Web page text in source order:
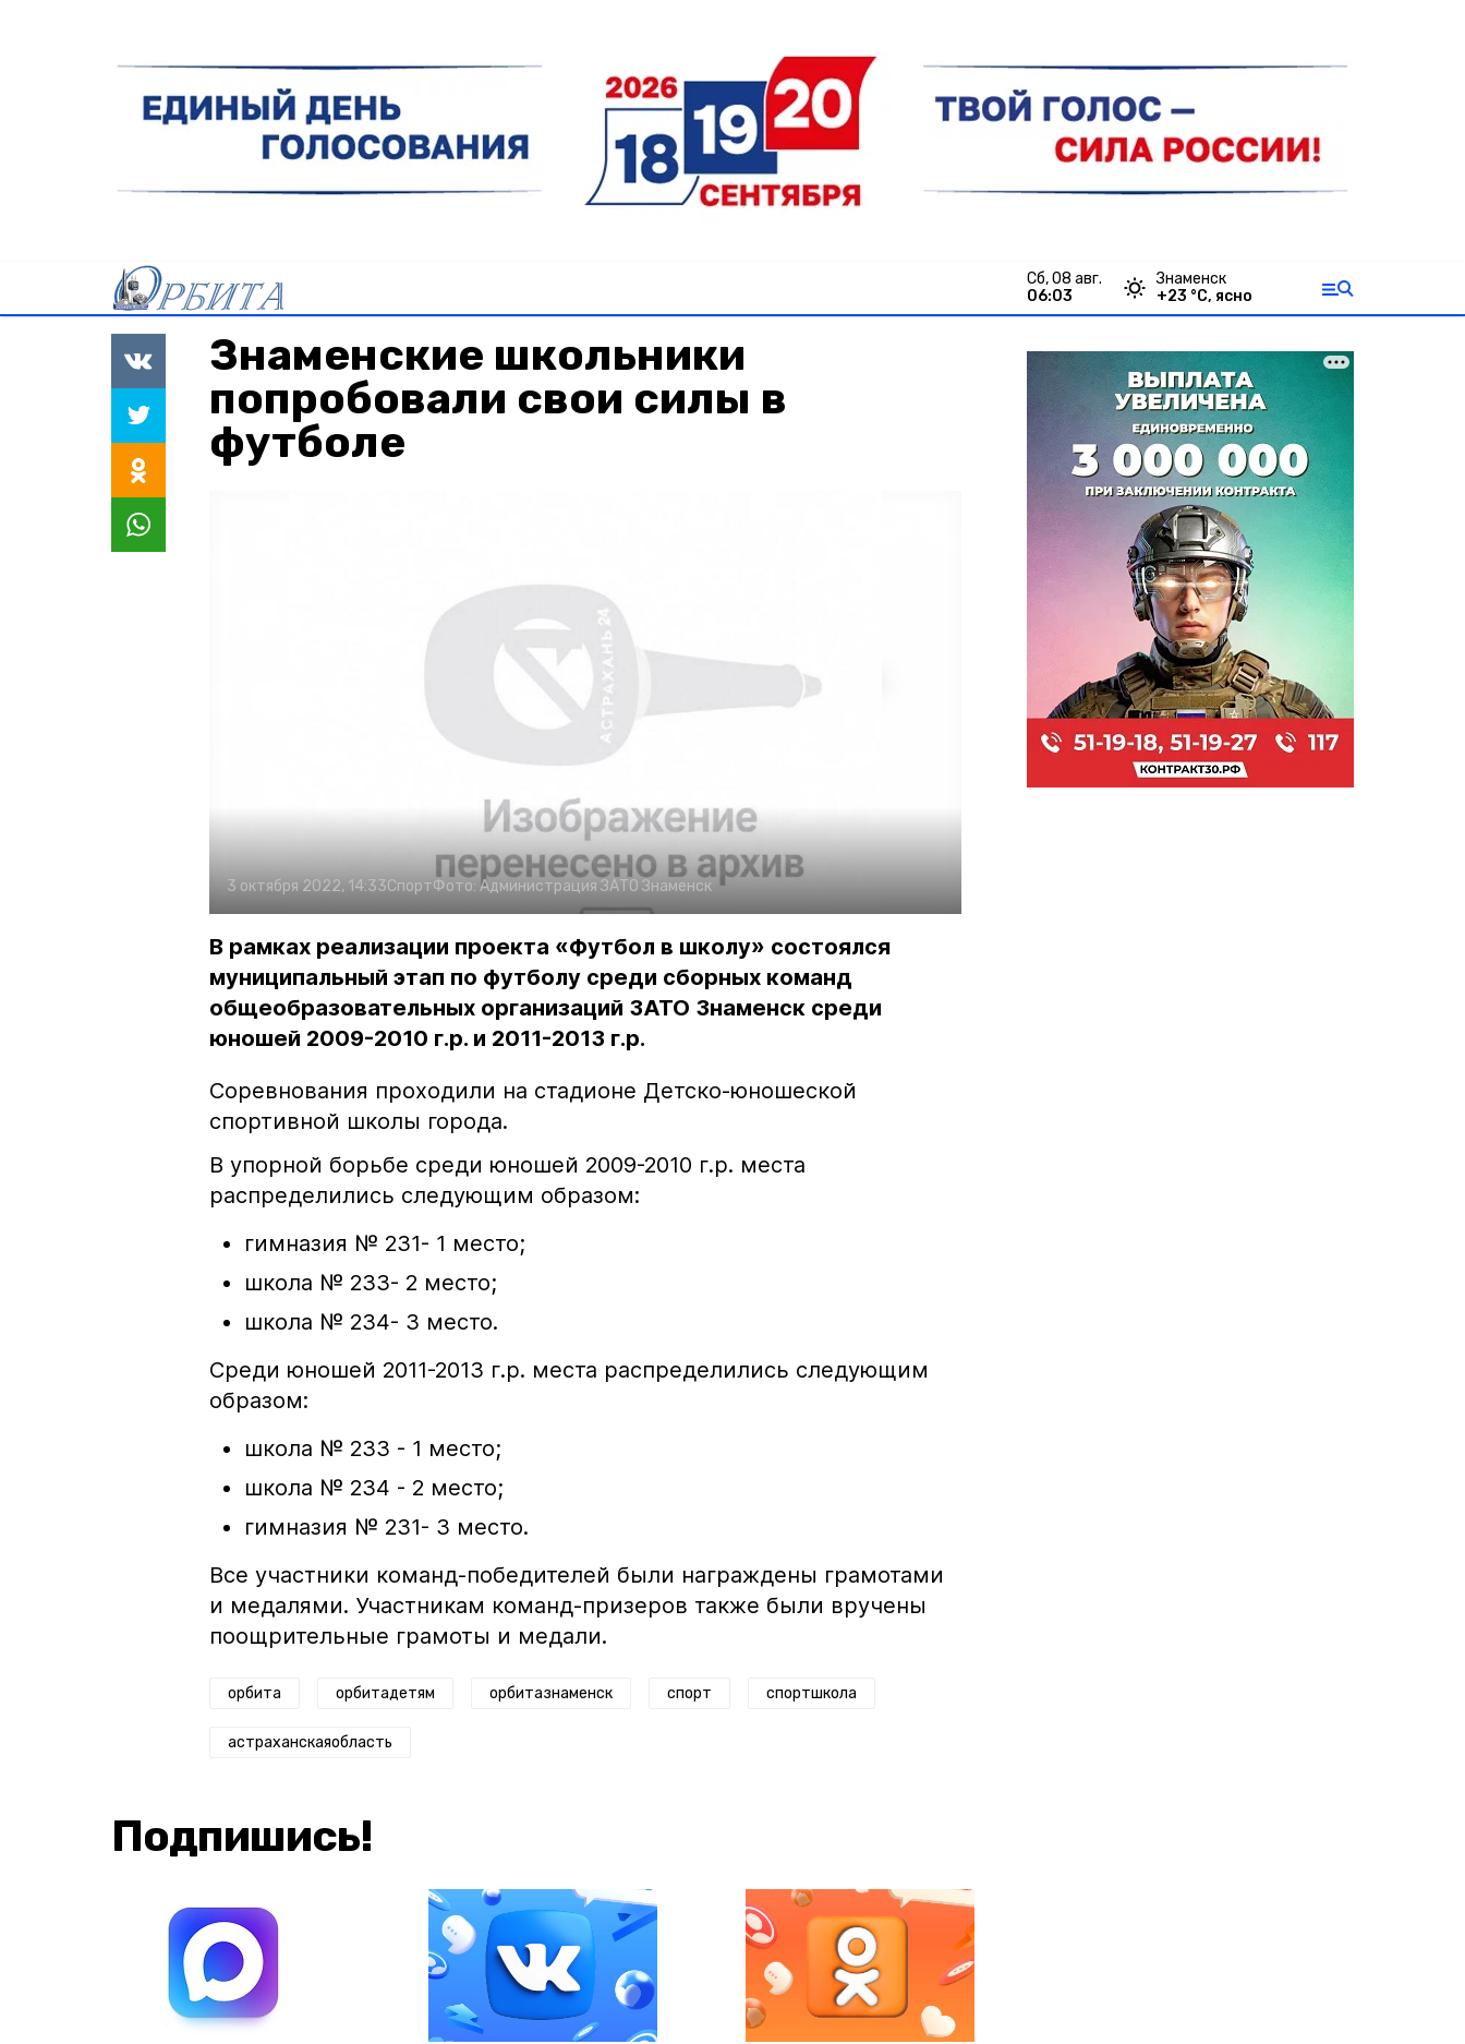
сб, 08 авг.
06:03
Знаменск
+23 °С, ясно
Знаменские школьники
попробовали свои силы в
футболе
3 октября 2022, 14:33СпортФото: Администрация ЗАТО Знаменск
В рамках реализации проекта «Футбол в школу» состоялся
муниципальный этап по футболу среди сборных команд
общеобразовательных организаций ЗАТО Знаменск среди
юношей 2009-2010 г.р. и 2011-2013 г.р.
Соревнования проходили на стадионе Детско-юношеской
спортивной школы города.
В упорной борьбе среди юношей 2009-2010 г.р. места
распределились следующим образом:
гимназия № 231- 1 место;
школа № 233- 2 место;
школа № 234- 3 место.
Среди юношей 2011-2013 г.р. места распределились следующим
образом:
школа № 233 - 1 место;
школа № 234 - 2 место;
гимназия № 231- 3 место.
Все участники команд-победителей были награждены грамотами
и медалями. Участникам команд-призеров также были вручены
поощрительные грамоты и медали.
орбита орбитадетям орбитазнаменск спорт спортшкола
астраханскаяобласть
Подпишись!